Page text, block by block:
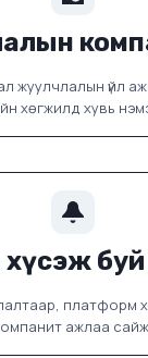
жуулчлалын үйл
хөгжилд хувь
буй
платформ
ажлаа